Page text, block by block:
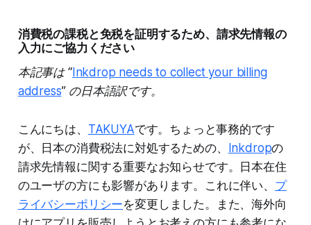
消費税の課税と免税を証明するため、請求先情報の
入力にご協力ください
本記事は “Inkdrop needs to collect your billing
address” の日本語訳です。
こんにちは、 TAKUYAです。ちょっと事務的です
が、日本の消費税法に対処するための、 Inkdropの
請求先情報に関する重要なお知らせです。日本在住
のユーザの方にも影響があります。これに伴い、 プ
ライバシーポリシーを変更しました。また、海外向